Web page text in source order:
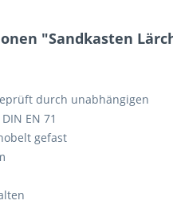
"Sandkasten
durch unabhängigen
EN 71
gefast